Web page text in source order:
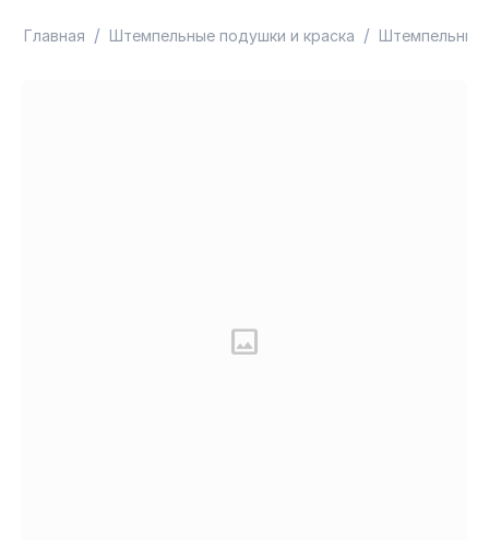
Главная / Штемпельные подушки и краска / Штемпельные